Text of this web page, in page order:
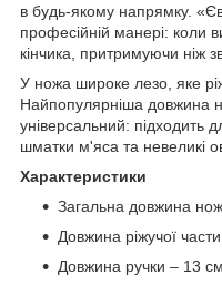
в будь-якому напрямку.
професійній манері: коли
кінчика, притримуючи ніж
У ножа широке лезо, яке
Найпопулярніша довжина
універсальний: підходить
шматки м'яса та невеликі
Характеристики
Загальна довжина
Довжина ріжучої
Довжина ручки – 13 см